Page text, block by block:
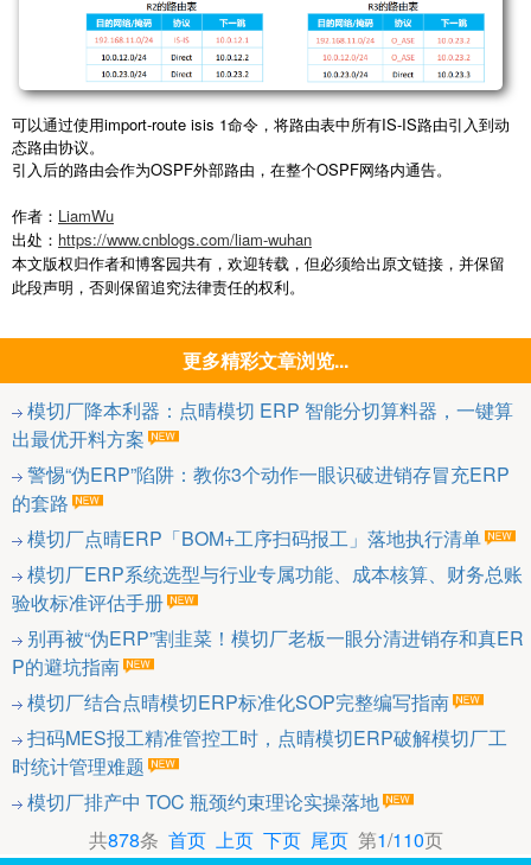
可以通过使用import-route isis 1命令，将路由表中所有IS-IS路由引入到动
态路由协议。
引入后的路由会作为OSPF外部路由，在整个OSPF网络内通告。
作者： LiamWu
出处： https://www.cnblogs.com/liam-wuhan
本文版权归作者和博客园共有，欢迎转载，但必须给出原文链接，并保留
此段声明，否则保留追究法律责任的权利。
更多精彩文章浏览...
模切厂降本利器：点晴模切 ERP 智能分切算料器，一键算
出最优开料方案
警惕“伪ERP”陷阱：教你3个动作一眼识破进销存冒充ERP
的套路
模切厂点晴ERP「BOM+工序扫码报工」落地执行清单
模切厂ERP系统选型与行业专属功能、成本核算、财务总账
验收标准评估手册
别再被“伪ERP”割韭菜！模切厂老板一眼分清进销存和真ER
P的避坑指南
模切厂结合点晴模切ERP标准化SOP完整编写指南
扫码MES报工精准管控工时，点晴模切ERP破解模切厂工
时统计管理难题
模切厂排产中 TOC 瓶颈约束理论实操落地
共878条 首页 上页 下页 尾页第1/110页